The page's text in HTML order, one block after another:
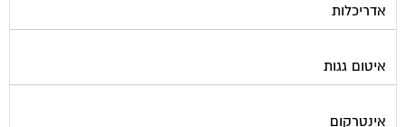
אדריכלות
איטום גגות
אינטרקום